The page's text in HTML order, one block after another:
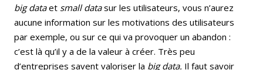
big dataet small datasur les utilisateurs, vous n’aurez
aucune information sur les motivations des utilisateurs
par exemple, ou sur ce qui va provoquer un abandon :
c’est là qu’il y a de la valeur à créer. Très peu
d’entreprises savent valoriser la big data. Il faut savoir